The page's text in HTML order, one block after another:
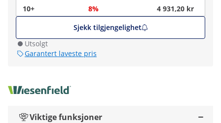
10+
8%
4 931,20 kr
Sjekk tilgjengelighet
Utsolgt
Garantert laveste pris
Viktige funksjoner